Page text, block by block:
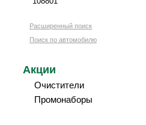
Расширенный поиск
Поиск по автомобилю
Акции
Очистители
Промонаборы